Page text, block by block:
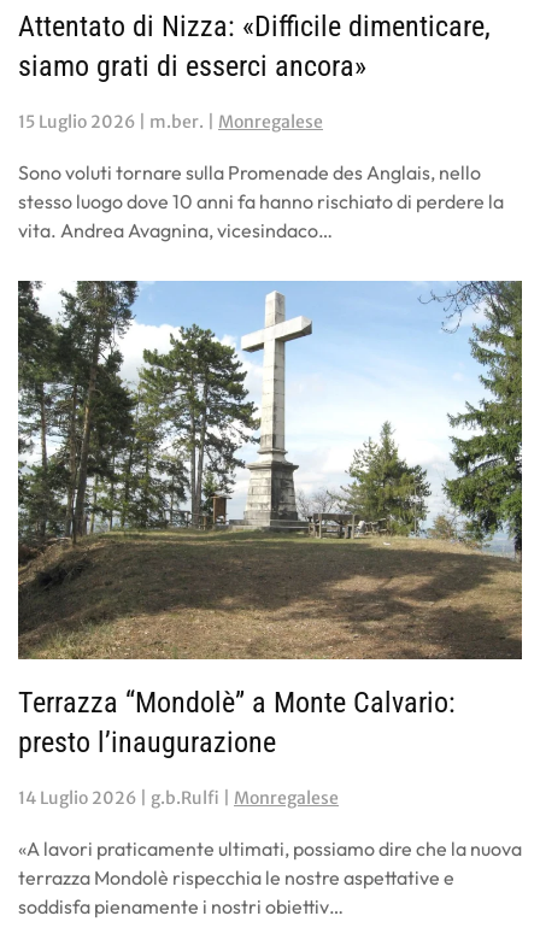
Attentato di Nizza: «Difficile dimenticare,
siamo grati di esserci ancora»
15 Luglio 2026 | m.ber. | Monregalese
Sono voluti tornare sulla Promenade des Anglais, nello
stesso luogo dove 10 anni fa hanno rischiato di perdere la
vita. Andrea Avagnina, vicesindaco…
Terrazza “Mondolè” a Monte Calvario:
presto l’inaugurazione
14 Luglio 2026 | g.b.Rulfi | Monregalese
«A lavori praticamente ultimati, possiamo dire che la nuova
terrazza Mondolè rispecchia le nostre aspettative e
soddisfa pienamente i nostri obiettiv…